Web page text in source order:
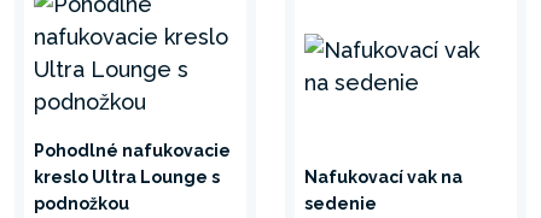
Pohodlné nafukovacie
kreslo Ultra Lounge s
podnožkou
Nafukovací vak na
sedenie